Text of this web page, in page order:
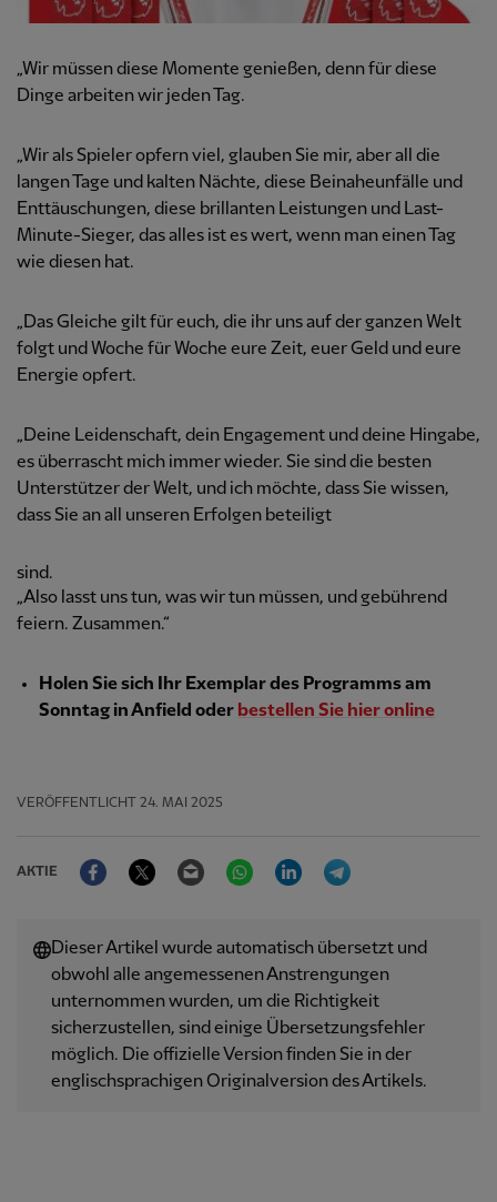
„Wir müssen diese Momente genießen, denn für diese
Dinge arbeiten wir jeden Tag.
„Wir als Spieler opfern viel, glauben Sie mir, aber all die
langen Tage und kalten Nächte, diese Beinaheunfälle und
Enttäuschungen, diese brillanten Leistungen und Last-
Minute-Sieger, das alles ist es wert, wenn man einen Tag
wie diesen hat.
„Das Gleiche gilt für euch, die ihr uns auf der ganzen Welt
folgt und Woche für Woche eure Zeit, euer Geld und eure
Energie opfert.
„Deine Leidenschaft, dein Engagement und deine Hingabe,
es überrascht mich immer wieder. Sie sind die besten
Unterstützer der Welt, und ich möchte, dass Sie wissen,
dass Sie an all unseren Erfolgen beteiligt
sind.
„Also lasst uns tun, was wir tun müssen, und gebührend
feiern. Zusammen.“
Holen Sie sich Ihr Exemplar des Programms am
Sonntag in Anfield oder bestellen Sie hier online
VERÖFFENTLICHT 24. MAI 2025
AKTIE
FacebookTwitter Email WhatsAppLinkedIn
Dieser Artikel wurde automatisch übersetzt und
obwohl alle angemessenen Anstrengungen
unternommen wurden, um die Richtigkeit
sicherzustellen, sind einige Übersetzungsfehler
möglich. Die offizielle Version finden Sie in der
englischsprachigen Originalversion des Artikels.